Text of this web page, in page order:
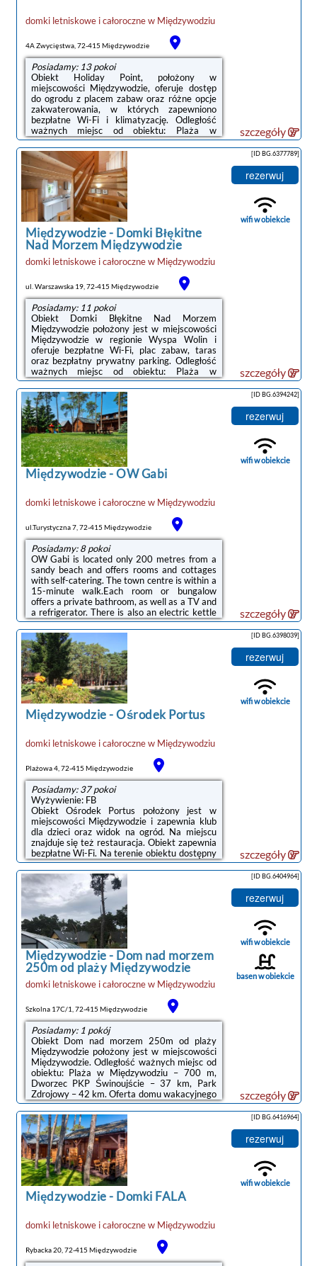
domki letniskowe i całorocznew Międzywodziu
4A Zwycięstwa, 72-415 Międzywodzie
Posiadamy: 13 pokoi
Obiekt Holiday Point, położony w
miejscowości Międzywodzie, oferuje dostęp
do ogrodu z placem zabaw oraz różne opcje
zakwaterowania, w których zapewniono
bezpłatne Wi-Fi i klimatyzację. Odległość
ważnych miejsc od obiektu: Plaża w
Międzywodziu – 500 m, Dworzec PKP
Świnoujście – 37 km. Na terenie obiektu
dostępny jest prywatny parking.Każda opcja
zakwaterowania ma taras i wyposażona jest
w telewizor z płaskim ekranem. We
wszystkich opcjach znajduje się kuchnia z
pełnym wyposażeniem, w tym lodówką, jak
również część wypoczynkowa z rozkładaną
sofą oraz prywatna ...
szczegóły
Międzywodzie- Domki Błękitne
Nad Morzem Międzywodzie
domki letniskowe i całorocznew Międzywodziu
ul. Warszawska 19, 72-415 Międzywodzie
Posiadamy: 11 pokoi
Obiekt Domki Błękitne Nad Morzem
Międzywodzie położony jest w miejscowości
Międzywodzie w regionie Wyspa Wolin i
oferuje bezpłatne Wi-Fi, plac zabaw, taras
oraz bezpłatny prywatny parking. Odległość
ważnych miejsc od obiektu: Plaża w
Międzywodziu – 400 m.Wyposażenie
obejmuje także lodówkę, płytę kuchenną i
czajnik.Odległość ważnych miejsc od obiektu:
Dworzec PKP Świnoujście – 37 km, Park
Zdrojowy – 43 km.Doba hotelowa od godziny
16:00 do 10:00.The Internet is available in a
tourist version, has poor Internet reach and
low speed.W przypadku pobytu w obiekcie z
dziećmi ...
[ID BG.6377789]
rezerwuj
wifi w obiekcie
szczegóły
Międzywodzie-OW Gabi
domki letniskowe i całorocznew Międzywodziu
ul.Turystyczna 7, 72-415 Międzywodzie
Posiadamy: 8 pokoi
OW Gabi is located only 200 metres from a
sandy beach and offers rooms and cottages
with self-catering. The town centre is within a
15-minute walk.Each room or bungalow
offers a private bathroom, as well as a TV and
a refrigerator. There is also an electric kettle
provided. Free WiFi is available throughout
the property.The site includes a children’s
playground and a barbecue area. The
property is surrounded by a pine forest.The
property has a free public parking, as well as a
paid private parking. OW Gabi is situated 6.7
km from Dziwnów.Doba hotelowa od godziny
11:00 do 10:00.If you book a ...
[ID BG.6394242]
rezerwuj
wifi w obiekcie
szczegóły
Międzywodzie-Ośrodek Portus
domki letniskowe i całorocznew Międzywodziu
Plażowa 4, 72-415 Międzywodzie
Posiadamy: 37 pokoi
Wyżywienie: FB
Obiekt Ośrodek Portus położony jest w
miejscowości Międzywodzie i zapewnia klub
dla dzieci oraz widok na ogród. Na miejscu
znajduje się też restauracja. Obiekt zapewnia
bezpłatne Wi-Fi. Na terenie obiektu dostępny
jest też prywatny parking.Wyposażenie
obejmuje także lodówkę i czajnik.W obiekcie
serwowane jest śniadanie kontynentalne.Na
terenie obiektu Ośrodek Portus znajduje się
taras, plac zabaw i sprzęt do
grillowania.Odległość ważnych miejsc od
obiektu: Plaża w Międzywodziu – 200 m,
Dworzec PKP Świnoujście – 36 km.Doba
hotelowa od godziny 15:00 do 10:00.Goście
...
[ID BG.6398039]
rezerwuj
wifi w obiekcie
szczegóły
Międzywodzie- Dom nad morzem
250m od plaży Międzywodzie
domki letniskowe i całorocznew Międzywodziu
Szkolna 17C/1, 72-415 Międzywodzie
Posiadamy: 1 pokój
Obiekt Dom nad morzem 250m od plaży
Międzywodzie położony jest w miejscowości
Międzywodzie. Odległość ważnych miejsc od
obiektu: Plaża w Międzywodziu – 700 m,
Dworzec PKP Świnoujście – 37 km, Park
Zdrojowy – 42 km. Oferta domu wakacyjnego
obejmuje ogród, sprzęt do grillowania,
bezpłatne Wi-Fi oraz bezpłatny prywatny
parking.Oferta domu wakacyjnego obejmuje
kilka sypialni (3), salon, kuchnię z pełnym
wyposażeniem, w tym lodówką i ekspresem
do kawy, a także kilka łazienek (2) z
prysznicem oraz suszarką do włosów. W
domu wakacyjnym zapewniono ręczniki i
pościel.Na ...
[ID BG.6404964]
rezerwuj
wifi w obiekcie
basen w obiekcie
szczegóły
Międzywodzie- Domki FALA
domki letniskowe i całorocznew Międzywodziu
Rybacka 20, 72-415 Międzywodzie
[ID BG.6416964]
rezerwuj
wifi w obiekcie